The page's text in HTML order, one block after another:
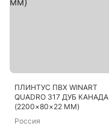
ПЛИНТУС ПВХ WINART
QUADRO 317 ДУБ КАНАДА
(2200×80×22 ММ)
Россия